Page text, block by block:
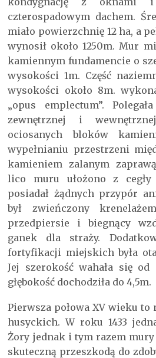
czterospadowym dachem.
miało powierzchnię 12 ha, a
wynosił około 1250m. Mur
kamiennym fundamencie o
wysokości 1m. Część
wysokości około 8m.
„opus emplectum”.
zewnętrznej i
ociosanych bloków
wypełnianiu przestrzeni
kamieniem zalanym
lico muru ułożono z
posiadał żądnych przypór
był zwieńczony
przedpiersie i biegnący
ganek dla straży.
fortyfikacji miejskich była
Jej szerokość wahała się
głębokość dochodziła do 4,5m.
Pierwsza połowa XV wieku to
husyckich. W roku 1433
Żory jednak i tym razem
skuteczną przeszkodą do